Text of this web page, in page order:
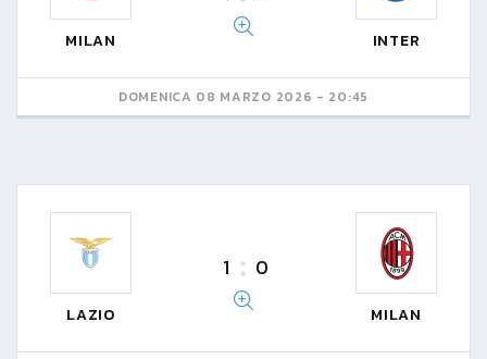
MILAN INTER
DOMENICA 08 MARZO 2026 - 20:45
LAZIO
1 0
MILAN